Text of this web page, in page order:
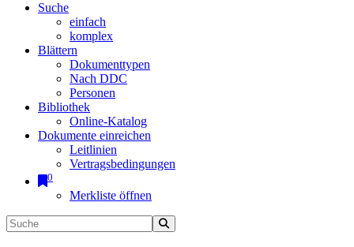
Suche
einfach
komplex
Blättern
Dokumenttypen
Nach DDC
Personen
Bibliothek
Online-Katalog
Dokumente einreichen
Leitlinien
Vertragsbedingungen
0
Merkliste öffnen